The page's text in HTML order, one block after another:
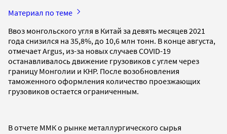
Материал по теме
Ввоз монгольского угля в Китай за девять месяцев 2021
года снизился на 35,8%, до 10,6 млн тонн. В конце августа,
отмечает Argus, из-за новых случаев COVID-19
останавливалось движение грузовиков с углем через
границу Монголии и КНР. После возобновления
таможенного оформления количество проезжающих
грузовиков остается ограниченным.
В отчете ММК о рынке металлургического сырья